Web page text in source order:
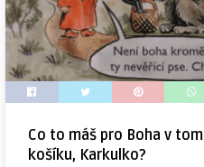
Co to máš pro Boha v tom
košíku, Karkulko?